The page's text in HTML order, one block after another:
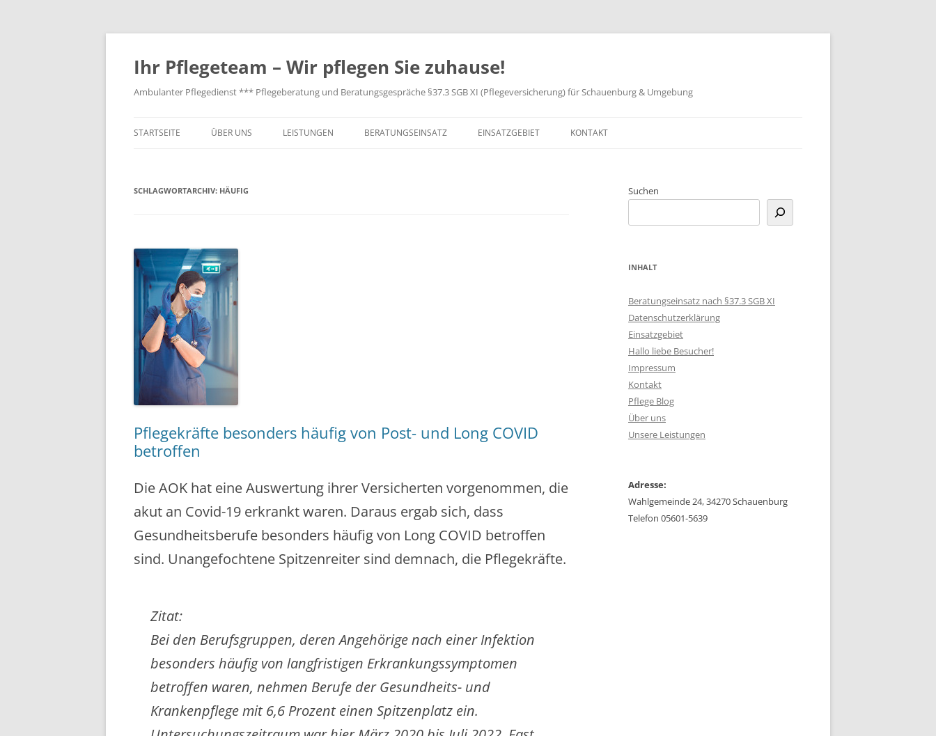
Zum
springen
Ihr Pflegeteam – Wir pflegen Sie zuhause!
Ambulanter Pflegedienst *** Pflegeberatung und Beratungsgespräche §37.3 SGB XI (Pflegeversicherung) für Schauenburg & Umgebung
STARTSEITE ÜBER UNS
DATENSCHUTZ
LEISTUNGEN BERATUNGSEINSATZ EINSATZGEBIET KONTAKT
SCHLAGWORTARCHIV: HÄUFIG
Pflegekräfte besonders häufig von Post- und Long COVID
betroffen
Die AOK hat eine Auswertung ihrer Versicherten vorgenommen, die
akut an Covid-19 erkrankt waren. Daraus ergab sich, dass
Gesundheitsberufe besonders häufig von Long COVID betroffen
sind. Unangefochtene Spitzenreiter sind demnach, die Pflegekräfte.
Zitat:
Bei den Berufsgruppen, deren Angehörige nach einer Infektion
besonders häufig von langfristigen Erkrankungssymptomen
betroffen waren, nehmen Berufe der Gesundheits- und
Krankenpflege mit 6,6 Prozent einen Spitzenplatz ein.
Suchen
INHALT
Beratungseinsatz nach §37.3 SGB XI
Datenschutzerklärung
Einsatzgebiet
Hallo liebe Besucher!
Impressum
Kontakt
Pflege Blog
Über uns
Unsere Leistungen
Adresse:
Wahlgemeinde 24, 34270 Schauenburg
Telefon 05601-5639